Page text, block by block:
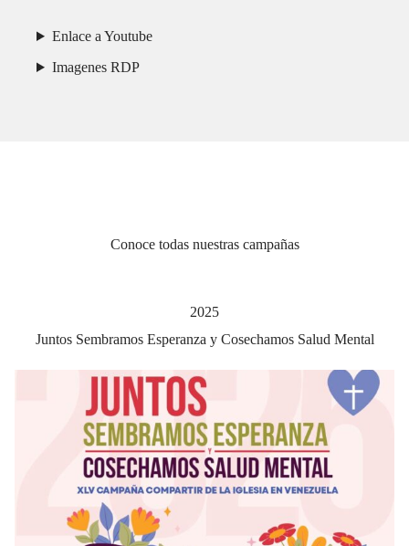
Enlace a Youtube
Imagenes RDP
Conoce todas nuestras campañas
2025
Juntos Sembramos Esperanza y Cosechamos Salud Mental